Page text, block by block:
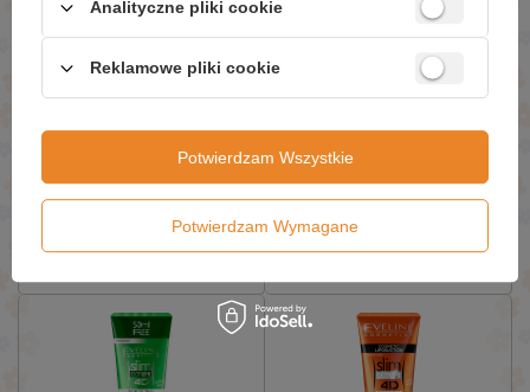
W PROMOCJI
Prysznic Mango i Papaja
£2.55 / szt.
Dodaj Do Koszyka
Prysznic Wiśnia i Czerwona
Porzeczka 300ml
£2.31 / szt.
£2.89
Dodaj Do Koszyka
Analityczne pliki cookie
Reklamowe pliki cookie
Potwierdzam Wymagane
Potwierdzam Wszystkie